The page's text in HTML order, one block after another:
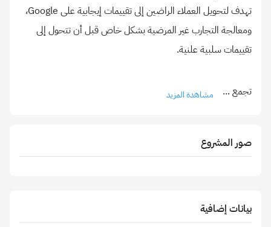
تهدف لتحويل العملاء الراضين إلى تقييمات إيجابية على Google،
ومعالجة التجارب غير المرضية بشكل خاص قبل أن تتحول إلى
تجمع ... مشاهدة المزيد
صور المشروع
بيانات إضافية